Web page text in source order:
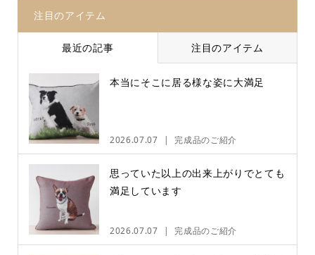
注目のアイテム
最近の記事 注目のアイテム
本当にそこに居る様な姿に大満足
2026.07.07 完成品のご紹介
思っていた以上の出来上がりでとても
満足しています
2026.07.07 完成品のご紹介